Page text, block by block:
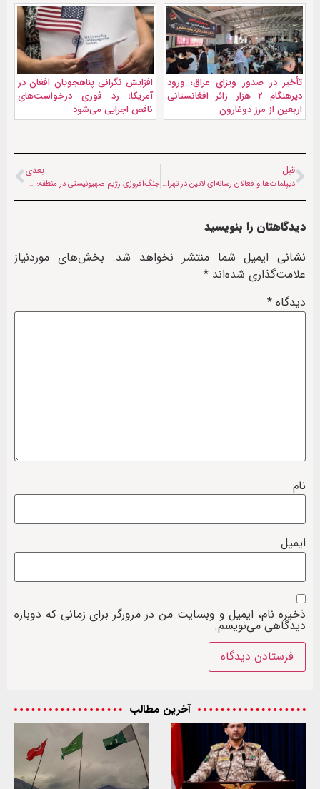
تأخیر در صدور ویزای عراق؛ ورود
دیرهنگام ۲ هزار زائر افغانستانی
اربعین از مرز دوغارون
افزایش نگرانی پناهجویان افغان در
آمریکا؛ رد فوری درخواست‌های
ناقص اجرایی می‌شود
قبل
دیپلمات‌ها و فعالان رسانه‌ای لاتین در تهران؛ وزیر خارجه نیکاراگوئه: در سوگ ملت ایران شریک هستیم
بعدی
جنگ‌افروزی رژيم صهیونیستی در منطقه؛ اردوغان خواستار اقدام مسئولانه جامعه جهانی شد
دیدگاهتان را بنویسید
نشانی ایمیل شما منتشر نخواهد شد. بخش‌های موردنیاز
علامت‌گذاری شده‌اند *
دیدگاه *
نام
ایمیل
ذخیره نام، ایمیل و وبسایت من در مرورگر برای زمانی که دوباره
دیدگاهی می‌نویسم.
آخرین مطالب